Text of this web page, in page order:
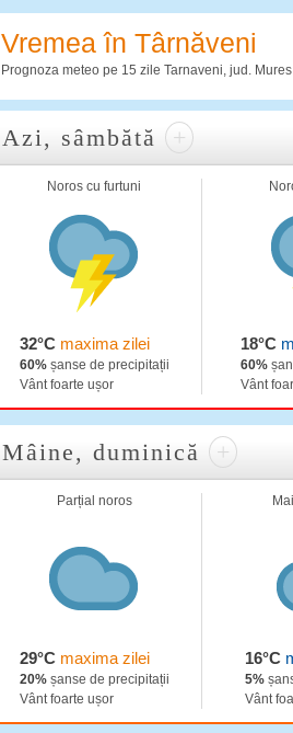
Vremea în Târnăveni
Prognoza meteo pe 15 zile Tarnaveni, jud. Mures
Azi, sâmbătă +
Noros cu furtuni
32°Cmaxima zilei
60%șanse de precipitații
Vânt foarte ușor
18°C
60%
Vânt
Mâine, duminică +
Parțial noros
29°Cmaxima zilei
20%șanse de precipitații
Vânt foarte ușor
16°C
5%
Vânt